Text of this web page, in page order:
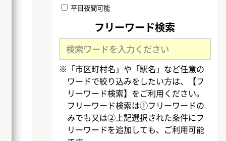
平日夜間可能
フリーワード検索
※「市区町村名」や「駅名」など任意の
ワードで絞り込みをしたい方は、【フ
リーワード検索】をご利用ください。
フリーワード検索は①フリーワードの
みでも又は②上記選択された条件にフ
リーワードを追加しても、ご利用可能